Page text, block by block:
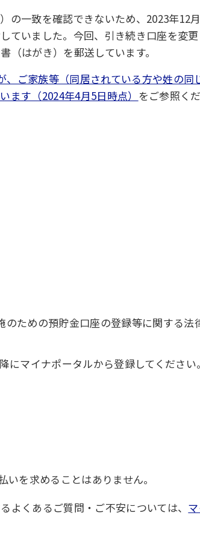
一致を確認できないため、2023年12
いました。今回、引き続き口座を変
はがき）を郵送しています。
ご家族等（同居されている方や姓の
す（2024年4月5日時点） をご参照くだ
ための預貯金口座の登録等に関する
マイナポータルから登録してください。
を求めることはありません。
くあるご質問・ご不安については、